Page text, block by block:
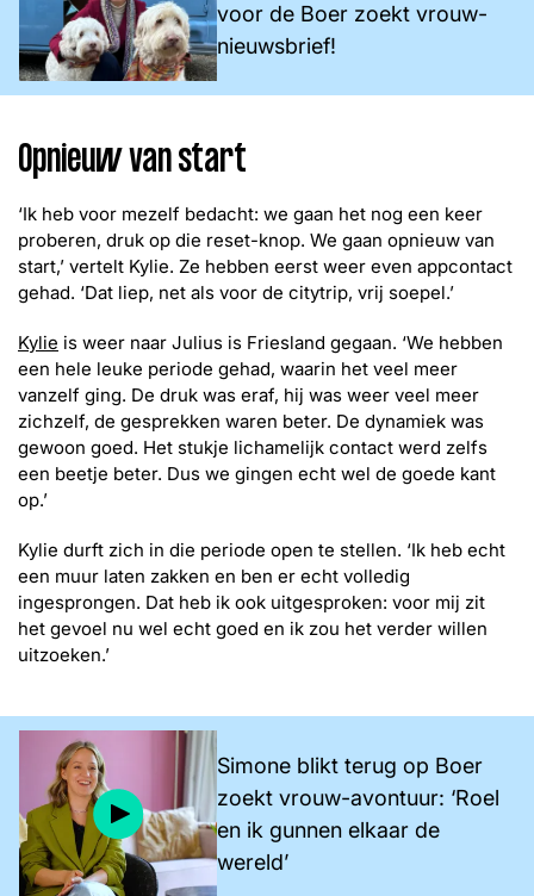
voor de Boer zoekt vrouw-
nieuwsbrief!
Opnieuw van start
‘Ik heb voor mezelf bedacht: we gaan het nog een keer
proberen, druk op die reset-knop. We gaan opnieuw van
start,’ vertelt Kylie. Ze hebben eerst weer even appcontact
gehad. ‘Dat liep, net als voor de citytrip, vrij soepel.’
Kylie is weer naar Julius is Friesland gegaan. ‘We hebben
een hele leuke periode gehad, waarin het veel meer
vanzelf ging. De druk was eraf, hij was weer veel meer
zichzelf, de gesprekken waren beter. De dynamiek was
gewoon goed. Het stukje lichamelijk contact werd zelfs
een beetje beter. Dus we gingen echt wel de goede kant
op.’
Kylie durft zich in die periode open te stellen. ‘Ik heb echt
een muur laten zakken en ben er echt volledig
ingesprongen. Dat heb ik ook uitgesproken: voor mij zit
het gevoel nu wel echt goed en ik zou het verder willen
uitzoeken.’
Simone blikt terug op Boer
zoekt vrouw-avontuur: ‘Roel
en ik gunnen elkaar de
wereld’